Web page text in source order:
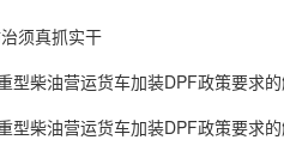
须真抓实干
型柴油营运货车加装DPF政策要求
型柴油营运货车加装DPF政策要求